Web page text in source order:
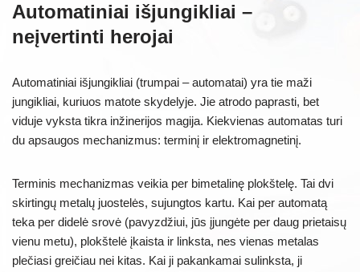
Automatiniai išjungikliai –
neįvertinti herojai
Automatiniai išjungikliai (trumpai – automatai) yra tie maži
jungikliai, kuriuos matote skydelyje. Jie atrodo paprasti, bet
viduje vyksta tikra inžinerijos magija. Kiekvienas automatas turi
du apsaugos mechanizmus: terminį ir elektromagnetinį.
Terminis mechanizmas veikia per bimetalinę plokštelę. Tai dvi
skirtingų metalų juostelės, sujungtos kartu. Kai per automatą
teka per didelė srovė (pavyzdžiui, jūs įjungėte per daug prietaisų
vienu metu), plokštelė įkaista ir linksta, nes vienas metalas
plečiasi greičiau nei kitas. Kai ji pakankamai sulinksta, ji